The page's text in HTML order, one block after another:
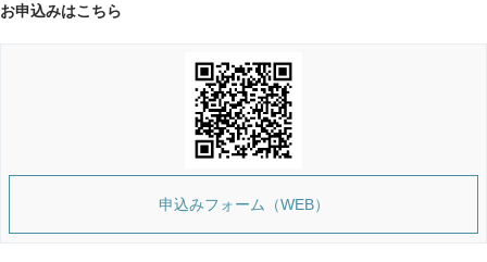
お申込みはこちら
申込みフォーム（WEB）